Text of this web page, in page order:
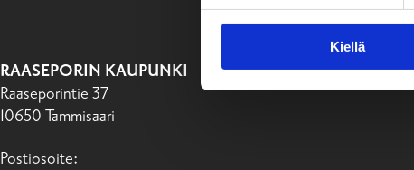
Kiellä
RAASEPORIN KAUPUNKI
Raaseporintie 37
10650 Tammisaari
Postiosoite: